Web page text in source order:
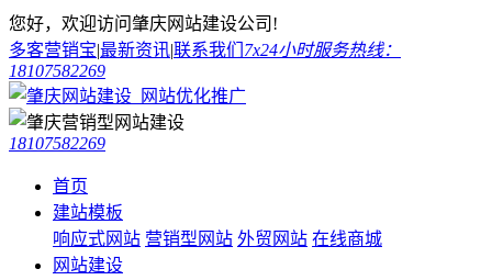
您好，欢迎访问肇庆网站建设公司!
多客营销宝|最新资讯|联系我们 7x24小时服务热线：
18107582269
18107582269
首页
建站模板
响应式网站 营销型网站 外贸网站 在线商城
网站建设